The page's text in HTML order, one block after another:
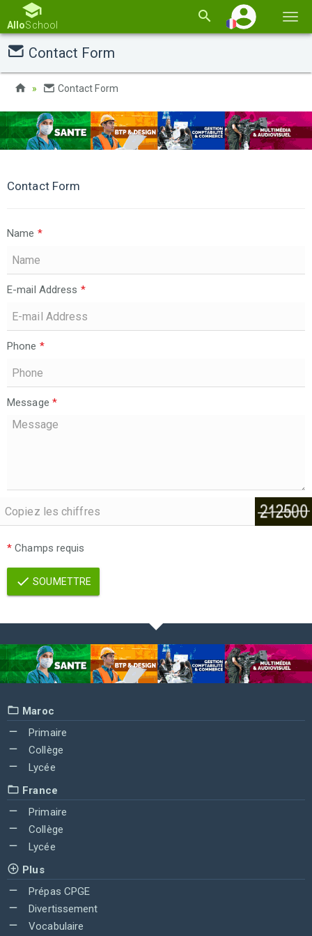
la
AlloSchool
Contact Form
Contact Form
Contact Form
Name *
E-mail Address *
Phone *
Message *
* Champs requis
SOUMETTRE
Maroc
Primaire
Collège
Lycée
France
Primaire
Collège
Lycée
Plus
Prépas CPGE
Divertissement
Vocabulaire